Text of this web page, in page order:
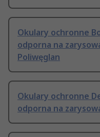
Okulary ochronne
odporna na
Poliwęglan
Okulary ochronne
odporna na